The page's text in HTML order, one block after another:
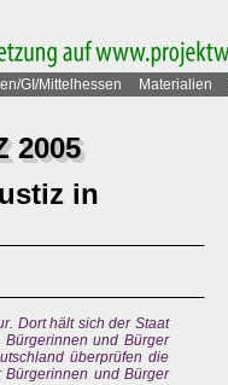
GI/Mittelhessen Materialien
2005
in
Dort hält sich der Staat
und Bürger
überprüfen die
und Bürger